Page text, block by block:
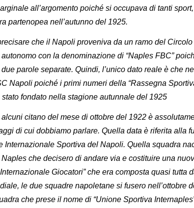
all’argomento poiché si occupava di tanti
partenopea nell’autunno del 1925.
che il Napoli proveniva da un ramo del
con la denominazione di “Naples FBC”
due parole separate. Quindi, l’unico dato reale è che
Napoli poiché i primi numeri della “Rassegna
fondato nella stagione autunnale del 1925
citano del mese di ottobre del 1922 è
di cui dobbiamo parlare. Quella data è riferita alla
Internazionale Sportiva del Napoli. Quella squadra
che decisero di andare via e costituire una
Giocatori” che era composta quasi tutta
le due squadre napoletane si fusero nell’ottobre
che prese il nome di “Unione Sportiva